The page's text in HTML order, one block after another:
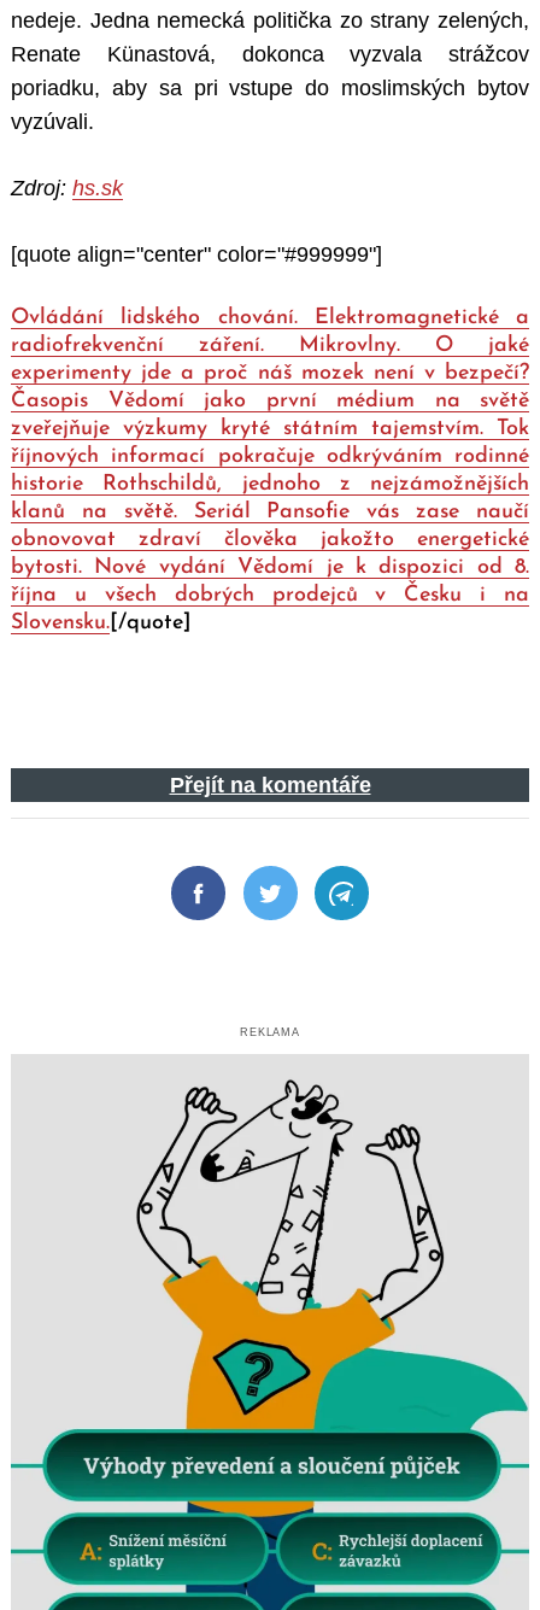
nedeje. Jedna nemecká politička zo strany zelených,
Renate Künastová, dokonca vyzvala strážcov
poriadku, aby sa pri vstupe do moslimských bytov
vyzúvali.
Zdroj: hs.sk
[quote align="center" color="#999999"]
Ovládání lidského chování. Elektromagnetické a
radiofrekvenční záření. Mikrovlny. O jaké
experimenty jde a proč náš mozek není v bezpečí?
Časopis Vědomí jako první médium na světě
zveřejňuje výzkumy kryté státním tajemstvím. Tok
říjnových informací pokračuje odkrýváním rodinné
historie Rothschildů, jednoho z nejzámožnějších
klanů na světě. Seriál Pansofie vás zase naučí
obnovovat zdraví člověka jakožto energetické
bytosti. Nové vydání Vědomí je k dispozici od 8.
října u všech dobrých prodejců v Česku i na
Slovensku. [/quote]
Přejít na komentáře
FacebookTwitter Telegram
REKLAMA